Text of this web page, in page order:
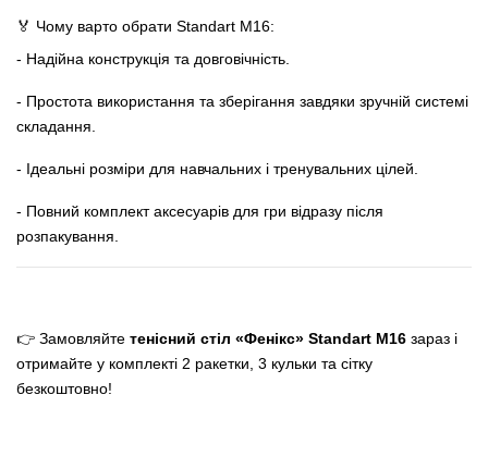
🏅 Чому варто обрати Standart M16:
- Надійна конструкція та довговічність.
- Простота використання та зберігання завдяки зручній системі
складання.
- Ідеальні розміри для навчальних і тренувальних цілей.
- Повний комплект аксесуарів для гри відразу після
розпакування.
👉 Замовляйте тенісний стіл «Фенікс» Standart M16 зараз і
отримайте у комплекті 2 ракетки, 3 кульки та сітку
безкоштовно!